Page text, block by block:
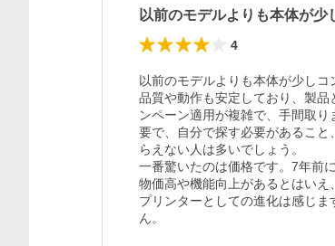
以前のモデルよりも本体が
4
以前のモデルよりも本体が少し
品質や動作も安定しており、製
ンペーン適用が複雑で、手間取
要で、自分で探す必要があるこ
らえない人は多いでしょう。
一番驚いたのは価格です。7年前
物価高や機能向上があるとはいえ
プリンターとしての進化は感じ
ん。